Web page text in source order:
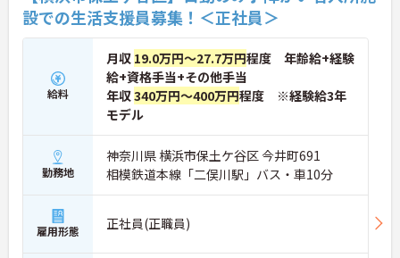
設での生活支援員募集！＜正社員＞
給料
月収 19.0万円～27.7万円程度 年齢給+経験
給+資格手当+その他手当
年収340万円～400万円程度 ※経験給3年
モデル
勤務地
神奈川県 横浜市保土ケ谷区 今井町691
相模鉄道本線「二俣川駅」バス・車10分
雇用形態 正社員(正職員)